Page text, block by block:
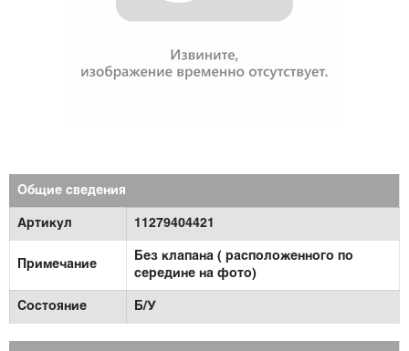
Общие сведения
Артикул 11279404421
Примечание
Без клапана ( расположенного по
середине на фото)
Состояние Б/У